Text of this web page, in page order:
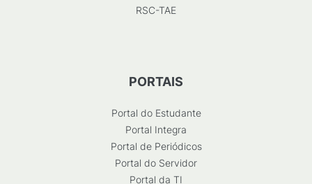
RSC-TAE
PORTAIS
Portal do Estudante
Portal Integra
Portal de Periódicos
Portal do Servidor
Portal da TI